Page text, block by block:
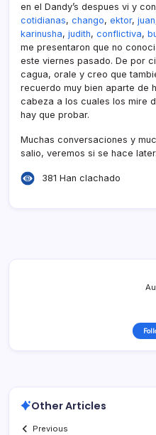
en el Dandy’s despues vi y
cotidianas, chango, ektor, juan
karinusha, judith, conflictiva,
me presentaron que no
este viernes pasado. De por
cagua, orale y creo que
recuerdo muy bien aparte de
cabeza a los cuales los mire
hay que probar.
Muchas conversaciones y
salio, veremos si se hace later.
381 Han clachado
Other Articles
Previous